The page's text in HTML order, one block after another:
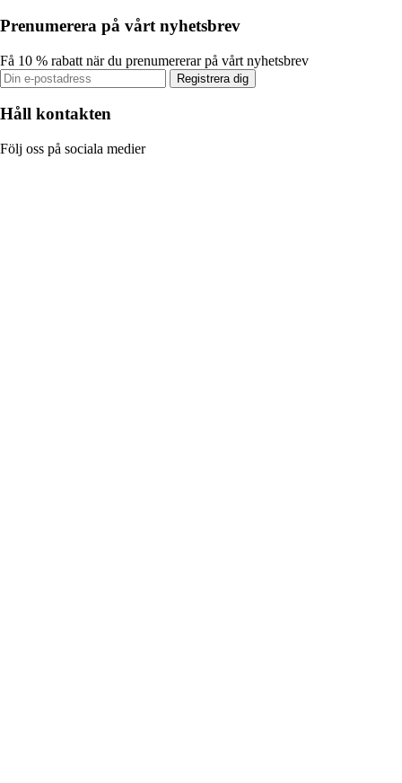
Prenumerera på vårt nyhetsbrev
Få 10 % rabatt när du prenumererar på vårt nyhetsbrev
Registrera dig
Håll kontakten
Följ oss på sociala medier